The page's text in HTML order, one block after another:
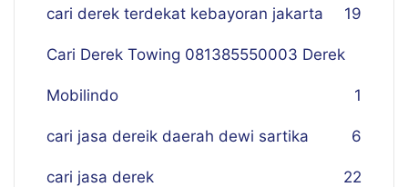
cari derek terdekat kebayoran jakarta 19
Cari Derek Towing 081385550003 Derek
Mobilindo 1
cari jasa dereik daerah dewi sartika 6
cari jasa derek 22